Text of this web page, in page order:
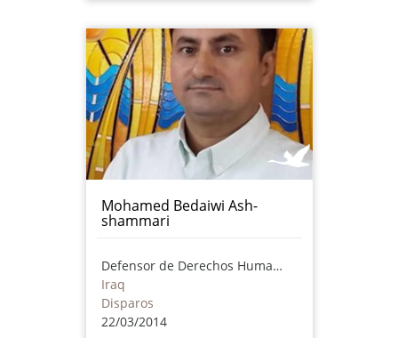
Mohamed Bedaiwi Ash-
shammari
Defensor de Derechos Humanos
Iraq
Disparos
22/03/2014